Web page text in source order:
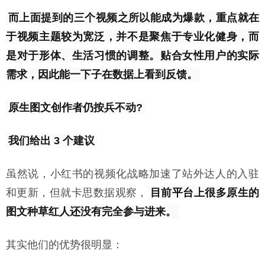
而上面提到的三个视频之所以能成为爆款，重点就在
于视频主题较为宽泛，并不是聚焦于专业化健身，而
是对于形体、生活习惯的调整。贴合女性用户的实际
需求，因此能一下子在数据上看到反馈。
原生图文创作者仍按兵不动?
我们给出 3 个建议
虽然说，小红书的视频化战略加速了站外达人的入驻
和更新，但就卡思数据观察，
目前平台上很多原生的
图文种草红人还没有完全参与进来。
其实他们的优势很明显：